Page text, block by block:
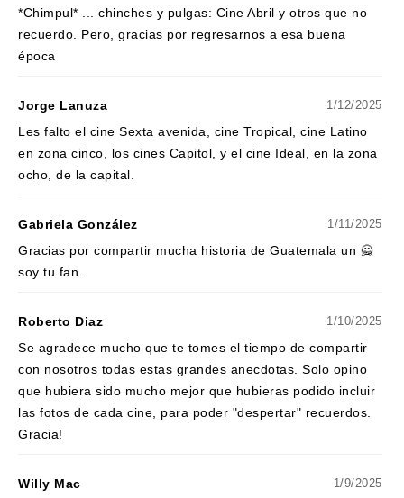
*Chimpul* ... chinches y pulgas: Cine Abril y otros que no
recuerdo. Pero, gracias por regresarnos a esa buena
época
Jorge Lanuza 1/12/2025
Les falto el cine Sexta avenida, cine Tropical, cine Latino
en zona cinco, los cines Capitol, y el cine Ideal, en la zona
ocho, de la capital.
Gabriela González 1/11/2025
Gracias por compartir mucha historia de Guatemala un 🙅
soy tu fan.
Roberto Diaz 1/10/2025
Se agradece mucho que te tomes el tiempo de compartir
con nosotros todas estas grandes anecdotas. Solo opino
que hubiera sido mucho mejor que hubieras podido incluir
las fotos de cada cine, para poder "despertar" recuerdos.
Gracia!
Willy Mac 1/9/2025